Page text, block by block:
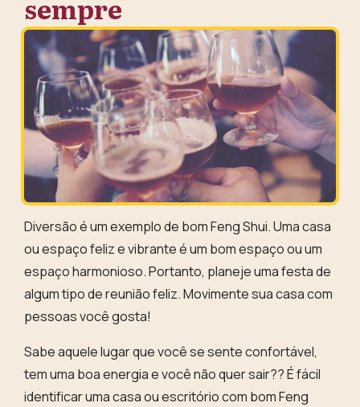
sempre
Diversãoé um exemplo de bom Feng Shui. Uma casa
ou espaço feliz e vibrante é um bom espaço ou um
espaço harmonioso. Portanto, planeje uma festade
algum tipo de reunião feliz. Movimente sua casa com
pessoas você gosta!
Sabe aquele lugar que você se sente confortável,
tem uma boa energia e você não quer sair??É fácil
identificar uma casa ou escritório com bom Feng